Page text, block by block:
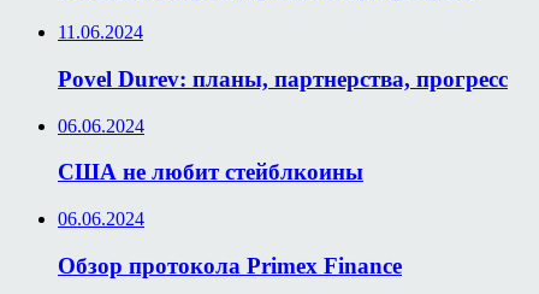
11.06.2024
Povel Durev: планы, партнерства, прогресс
06.06.2024
США не любит стейблкоины
06.06.2024
Обзор протокола Primex Finance